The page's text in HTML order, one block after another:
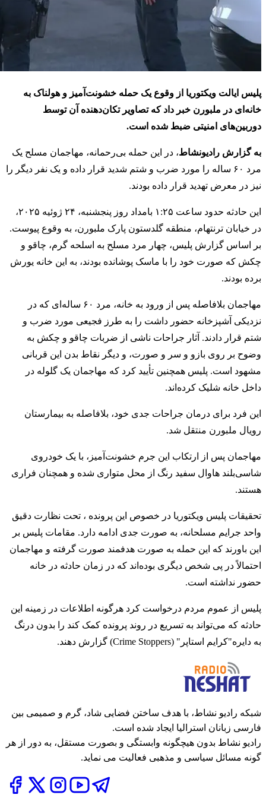
پلیس ایالت ویکتوریا از وقوع یک حمله خشونت‌آمیز و هولناک به
خانه‌ای در ملبورن خبر داد که تصاویر تکان‌دهنده آن توسط
دوربین‌های امنیتی ضبط شده است.
به گزارش رادیونشاط، در این حمله بی‌رحمانه، مهاجمان مسلح یک
مرد ۶۰ ساله را مورد ضرب و شتم شدید قرار داده و یک نفر دیگر را
نیز در معرض تهدید قرار داده بودند.
این حادثه حدود ساعت ۱:۲۵ بامداد روز پنجشنبه، ۲۴ ژوئیه ۲۰۲۵،
در خیابان ترنتهام، منطقه گلدستون پارک ملبورن، به وقوع پیوست.
بر اساس گزارش پلیس، چهار مرد مسلح به اسلحه گرم، چاقو و
چکش که صورت خود را با ماسک پوشانده بودند، به این خانه یورش
برده بودند.
مهاجمان بلافاصله پس از ورود به خانه، مرد ۶۰ ساله‌ای که در
نزدیکی آشپزخانه حضور داشت را به طرز فجیعی مورد ضرب و
شتم قرار دادند. آثار جراحات ناشی از ضربات چاقو و چکش به
وضوح بر روی بازو و سر و صورت، و دیگر نقاط بدن این قربانی
مشهود است. پلیس همچنین تأیید کرد که مهاجمان یک گلوله در
داخل خانه شلیک کرده‌اند.
این فرد برای درمان جراحات جدی خود، بلافاصله به بیمارستان
رویال ملبورن منتقل شد.
مهاجمان پس از ارتکاب این جرم خشونت‌آمیز، با یک خودروی
شاسی‌بلند هاوال سفید رنگ از محل متواری شده و همچنان فراری
هستند.
تحقیقات پلیس ویکتوریا در خصوص این پرونده ، تحت نظارت دقیق
واحد جرایم مسلحانه، به صورت جدی ادامه دارد. مقامات پلیس بر
این باورند که این حمله به صورت هدفمند صورت گرفته و مهاجمان
احتمالاً در پی شخص دیگری بوده‌اند که در زمان حادثه در خانه
حضور نداشته است.
پلیس از عموم مردم درخواست کرد هرگونه اطلاعات در زمینه این
حادثه که می‌تواند به تسریع در روند پرونده کمک کند را بدون درنگ
به دایره"کرایم استاپر" (Crime Stoppers) گزارش دهند.
شبکه رادیو نشاط، با هدف ساختن فضایی شاد، گرم و صمیمی بین
فارسی زبانان استرالیا ایجاد شده است.
رادیو نشاط بدون هیچگونه وابستگی و بصورت مستقل، به دور از هر
گونه مسائل سیاسی و مذهبی فعالیت می نماید.